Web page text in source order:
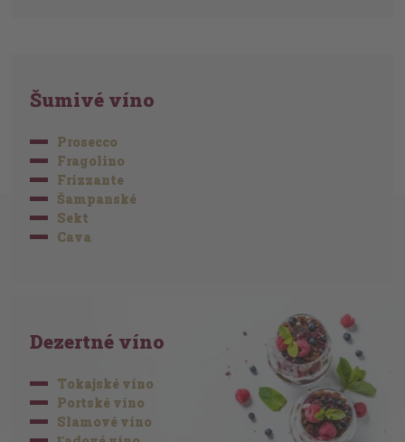
Šumivé víno
Prosecco
Fragolino
Frizzante
Šampanské
Sekt
Cava
Dezertné víno
Tokajské víno
Portské víno
Slamové víno